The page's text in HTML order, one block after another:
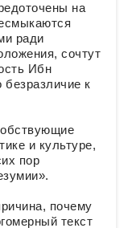
на
ради
сочтут
Ибн
к
и культуре,
пор
почему
текст